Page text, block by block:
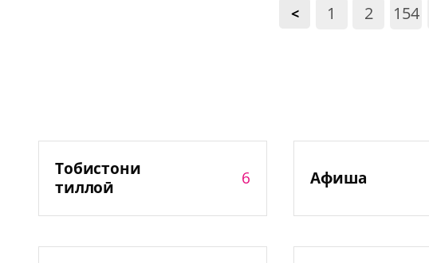
< 1 2 154
Тобистони
тиллоӣ
6 Афиша